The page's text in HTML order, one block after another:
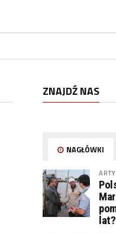
ZNAJDŹ NAS
NAGŁÓWKI
lat?